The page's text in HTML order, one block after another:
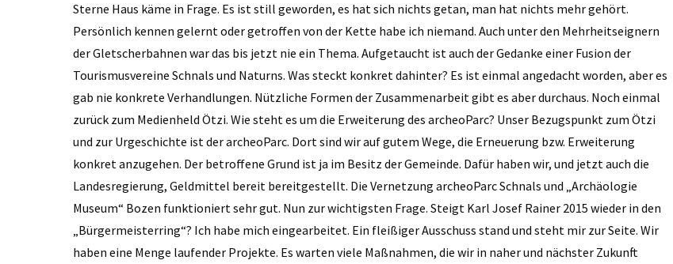
Sterne Haus käme in Frage. Es ist still geworden, es hat sich nichts getan, man hat nichts mehr gehört.
Persönlich kennen gelernt oder getroffen von der Kette habe ich niemand. Auch unter den Mehrheitseignern
der Gletscherbahnen war das bis jetzt nie ein Thema. Aufgetaucht ist auch der Gedanke einer Fusion der
Tourismusvereine Schnals und Naturns. Was steckt konkret dahinter? Es ist einmal angedacht worden, aber es
gab nie konkrete Verhandlungen. Nützliche Formen der Zusammenarbeit gibt es aber durchaus. Noch einmal
zurück zum Medienheld Ötzi. Wie steht es um die Erweiterung des archeoParc? Unser Bezugspunkt zum Ötzi
und zur Urgeschichte ist der archeo­Parc. Dort sind wir auf gutem Wege, die Erneuerung bzw. Erweiterung
konkret anzugehen. Der betroffene Grund ist ja im Besitz der Gemeinde. Dafür haben wir, und jetzt auch die
Landesregierung, Geldmittel bereit bereitgestellt. Die Vernetzung archeoParc Schnals und „Archäologie
Museum“ Bozen funktioniert sehr gut. Nun zur wichtigsten Frage. Steigt Karl Josef Rainer 2015 wieder in den
„Bürgermeisterring“? Ich habe mich eingearbeitet. Ein fleißiger Ausschuss stand und steht mir zur Seite. Wir
haben eine Menge laufender Projekte. Es warten viele Maßnahmen, die wir in naher und nächster Zukunft